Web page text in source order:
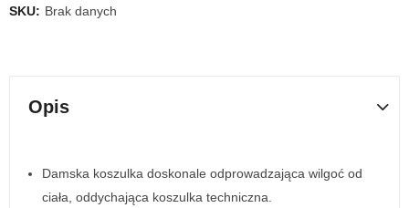
SKU: Brak danych
Opis
Damska koszulka doskonale odprowadzająca wilgoć od
ciała, oddychająca koszulka techniczna.